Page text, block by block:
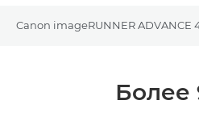
Canon imageRUNNER ADVANCE
Более